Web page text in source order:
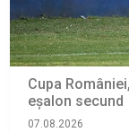
Cupa
eșalon secund
07.08.2026